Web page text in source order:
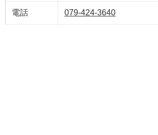
電話 079-424-3640